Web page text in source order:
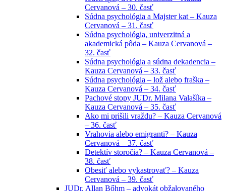
Cervanová – 30. časť
Súdna psychológia a Majster kat – Kauza
Cervanová – 31. časť
Súdna psychológia, univerzitná a
akademická pôda – Kauza Cervanová –
32. časť
Súdna psychológia a súdna dekadencia –
Kauza Cervanová – 33. časť
Súdna psychológia – lož alebo fraška –
Kauza Cervanová – 34. časť
Pachové stopy JUDr. Milana Valašíka –
Kauza Cervanová – 35. časť
Ako mi prišili vraždu? – Kauza Cervanová
– 36. časť
Vrahovia alebo emigranti? – Kauza
Cervanová – 37. časť
Detektív storočia? – Kauza Cervanová –
38. časť
Obesiť alebo vykastrovať? – Kauza
Cervanová – 39. časť
JUDr. Allan Bőhm – advokát obžalovaného